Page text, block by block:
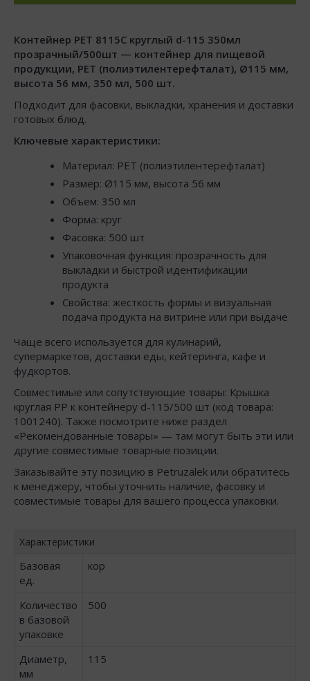
Контейнер РЕТ 8115С круглый d-115 350мл
прозрачный/500шт — контейнер для пищевой
продукции, PET (полиэтилентерефталат), Ø115 мм,
высота 56 мм, 350 мл, 500 шт.
Подходит для фасовки, выкладки, хранения и доставки
готовых блюд.
Ключевые характеристики:
Материал: PET (полиэтилентерефталат)
Размер: Ø115 мм, высота 56 мм
Объем: 350 мл
Форма: круг
Фасовка: 500 шт
Упаковочная функция: прозрачность для
выкладки и быстрой идентификации
продукта
Свойства: жесткость формы и визуальная
подача продукта на витрине или при выдаче
Чаще всего используется для кулинарий,
супермаркетов, доставки еды, кейтеринга, кафе и
фудкортов.
Совместимые или сопутствующие товары: Крышка
круглая РР к контейнеру d-115/500 шт (код товара:
1001240). Также посмотрите ниже раздел
«Рекомендованные товары» — там могут быть эти или
другие совместимые товарные позиции.
Заказывайте эту позицию в Petruzalek или обратитесь
к менеджеру, чтобы уточнить наличие, фасовку и
совместимые товары для вашего процесса упаковки.
Характеристики
Базовая
ед.
кор
Количество
в базовой
упаковке
500
Диаметр,
мм
115